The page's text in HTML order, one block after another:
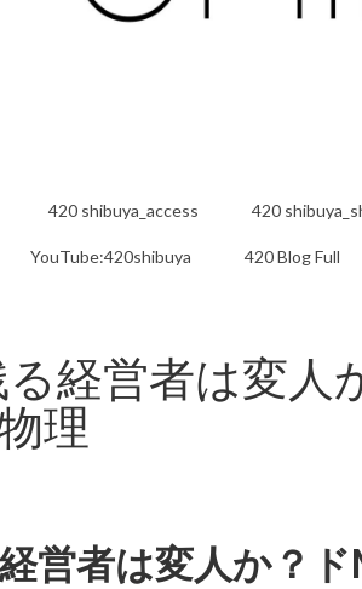
420 shibuya_access 420
YouTube:420shibuya 420 Blog Full
経営者は変人
理
営者は変人か？ド